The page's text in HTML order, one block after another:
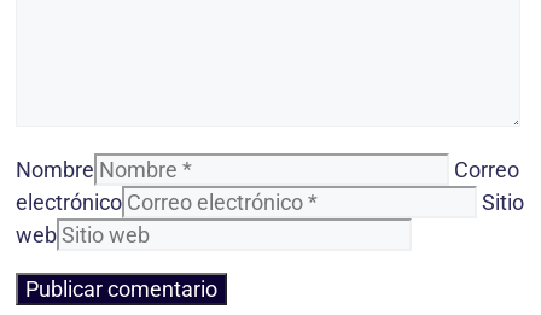
Nombre
Correo
electrónico
Sitio
web